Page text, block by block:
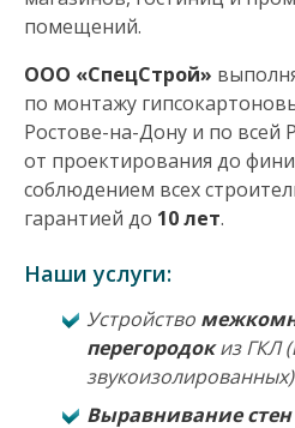
и
г
а
ц
и
я
помещений.
ООО «СпецСтрой»
по монтажу
Ростове-на-Дону и по всей
от проектирования до
соблюдением всех
гарантией до 10 лет.
Наши услуги:
Устройство
перегородокиз ГКЛ
звукоизолированных)
Выравнивание